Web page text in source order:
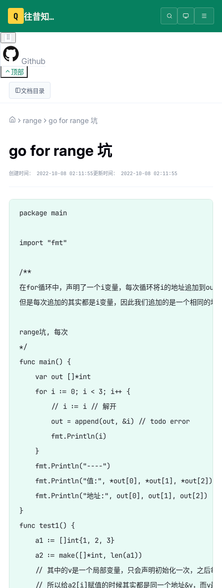
Q 往昔知识库
Github
顶部
文档目录
range go for range 坑
go for range 坑
创建时间： 2022-10-08 02:11:55更新时间： 2022-10-08 02:11:55
package main
import "fmt"
/**
在for循环中，声明了一个i变量，每次循环将i的地址追加到out
但是每次追加的其实都是i变量，因此我们追加的是一个相同的地
range坑, 每次
*/
func main() {
    var out []*int
    for i := 0; i < 3; i++ {
        // i := i // 解开
        out = append(out, &i) // todo error
        fmt.Println(i)
    }
    fmt.Println("----")
    fmt.Println("值:", *out[0], *out[1], *out[2])
    fmt.Println("地址:", out[0], out[1], out[2])
}
func test1() {
    a1 := []int{1, 2, 3}
    a2 := make([]*int, len(a1))
// 其中的v是一个局部变量，只会声明初始化一次，之后每
// 所以给a2[i]赋值的时候其实都是同一个地址&v，而v最